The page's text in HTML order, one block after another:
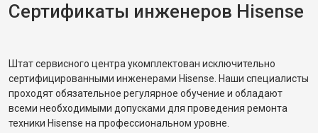
Сертификаты инженеров Hisense
Штат сервисного центра укомплектован исключительно
сертифицированными инженерами Hisense. Наши специалисты
проходят обязательное регулярное обучение и обладают
всеми необходимыми допусками для проведения ремонта
техники Hisense на профессиональном уровне.